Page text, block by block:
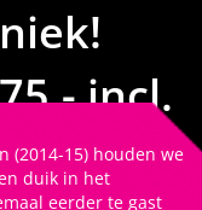
incl.
(2014-15) houden we
duik in het
eerder te gast